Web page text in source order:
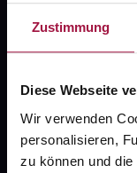
Zustimmung
Diese Webseite
Wir verwenden
personalisieren,
zu können und
PAYBACK
gesund-
Sanitätshäuser
Datenschutz
AGB